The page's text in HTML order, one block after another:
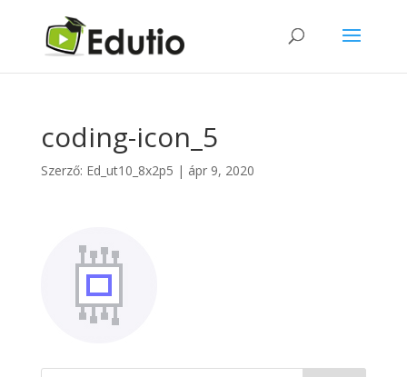
coding-icon_5
Szerző: Ed_ut10_8x2p5 | ápr 9, 2020